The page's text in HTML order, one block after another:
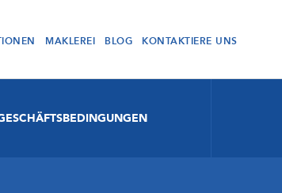
MAKLEREI BLOG KONTAKTIERE UNS